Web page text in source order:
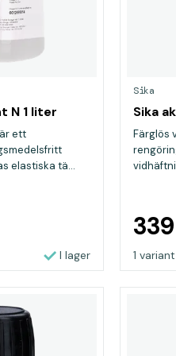
N 1 liter
ett
elastiska tä...
I lager
Sika
Sika
Färglös
1 variant